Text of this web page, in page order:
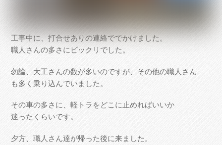
工事中に、打合せありの連絡ででかけました。
職人さんの多さにビックリでした。
勿論、大工さんの数が多いのですが、その他の職人さん
も多く乗り込んでいました。
その車の多さに、軽トラをどこに止めればいいか
迷ったくらいです。
夕方、職人さん達が帰った後に来ました。